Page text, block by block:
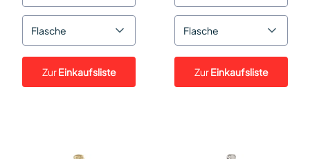
Flasche
ZurEinkaufsliste
Flasche
ZurEinkaufsliste